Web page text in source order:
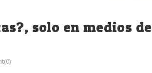
solo en medios de